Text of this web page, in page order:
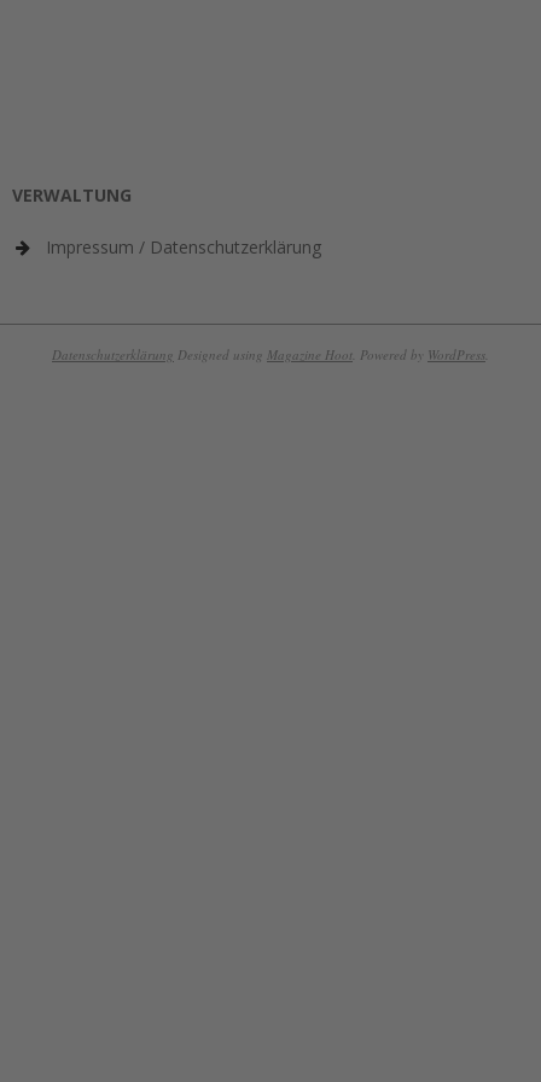
VERWALTUNG
Impressum / Datenschutzerklärung
Datenschutzerklärung Designed using Magazine Hoot. Powered by WordPress.